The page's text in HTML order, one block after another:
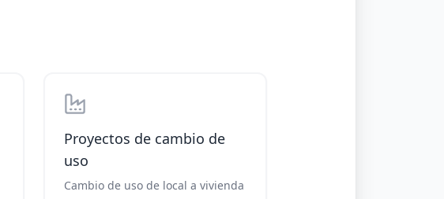
Proyectos de cambio de
uso
Cambio de uso de local a vivienda